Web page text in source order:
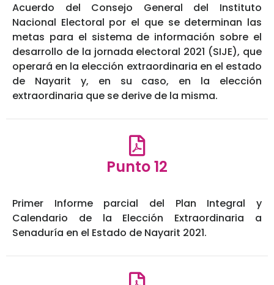
Acuerdo del Consejo General del Instituto
Nacional Electoral por el que se determinan las
metas para el sistema de información sobre el
desarrollo de la jornada electoral 2021 (SIJE), que
operará en la elección extraordinaria en el estado
de Nayarit y, en su caso, en la elección
extraordinaria que se derive de la misma.
Punto 12
Primer Informe parcial del Plan Integral y
Calendario de la Elección Extraordinaria a
Senaduría en el Estado de Nayarit 2021.